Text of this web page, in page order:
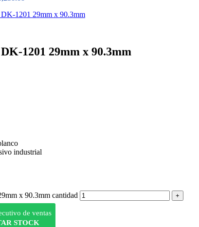
1201 29mm x 90.3mm
industrial
x 90.3mm cantidad
de ventas
STOCK